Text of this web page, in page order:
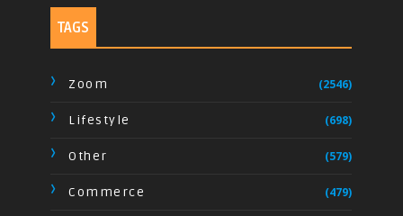
TAGS
Zoom (2546)
Lifestyle (698)
Other (579)
Commerce (479)